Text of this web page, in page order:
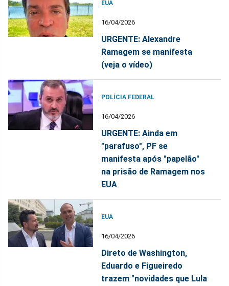
EUA
16/04/2026
URGENTE: Alexandre
Ramagem se manifesta
(veja o vídeo)
POLÍCIA FEDERAL
16/04/2026
URGENTE: Ainda em
"parafuso", PF se
manifesta após "papelão"
na prisão de Ramagem nos
EUA
EUA
16/04/2026
Direto de Washington,
Eduardo e Figueiredo
trazem "novidades que Lula